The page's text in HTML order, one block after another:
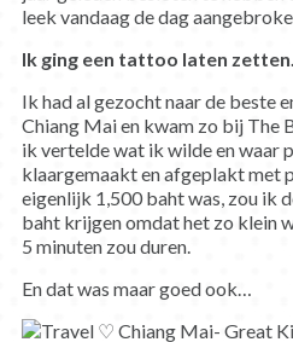
leek vandaag de dag
Ik ging een tattoo laten zetten.
Ik had al gezocht naar de beste
Chiang Mai en kwam zo bij The
ik vertelde wat ik wilde en waar
klaargemaakt en afgeplakt met
eigenlijk 1,500 baht was, zou ik
baht krijgen omdat het zo klein
5 minuten zou duren.
En dat was maar goed ook…